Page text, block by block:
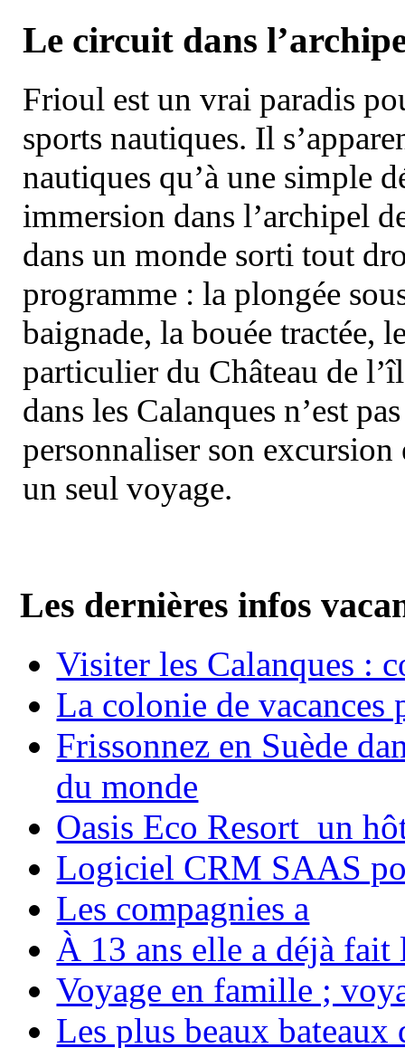
Le circuit dans
Frioul est un vrai paradis
sports nautiques. Il
nautiques qu’à une simple
immersion dans l’archipel
dans un monde sorti tout
programme : la plongée
baignade, la bouée tractée,
particulier du Château de
dans les Calanques n’est
personnaliser son
un seul voyage.
Les dernières infos
Visiter les Calanques :
La colonie de vacances
Frissonnez en Suède
du monde
Oasis Eco Resort un
Logiciel CRM SAAS
Les compagnies a
À 13 ans elle a déjà
Voyage en famille ;
Les plus beaux bateaux